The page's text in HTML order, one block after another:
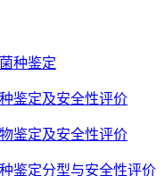
种鉴定
鉴定及安全性评价
鉴定及安全性评价
鉴定分型与安全性评价